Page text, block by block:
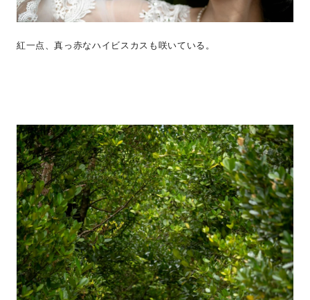
紅一点、真っ赤なハイビスカスも咲いている。